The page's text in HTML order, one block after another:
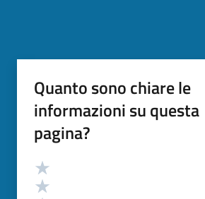
Quanto sono chiare le
informazioni su questa
pagina?
Valutazione